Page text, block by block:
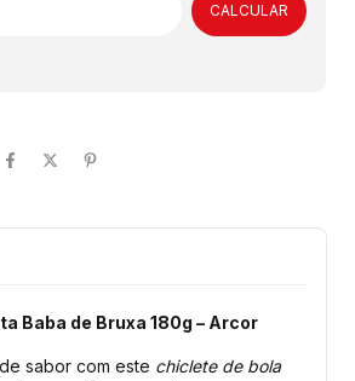
CALCULAR
Baba de Bruxa 180g – Arcor
sabor com este chiclete de bola